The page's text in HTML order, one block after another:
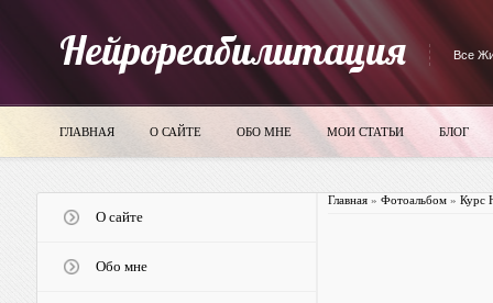
Нейрореабилитация Все
ГЛАВНАЯ О САЙТЕ ОБО МНЕ МОИ СТАТЬИ БЛОГ
О сайте
Обо мне
Главная» Фотоальбом» Курс